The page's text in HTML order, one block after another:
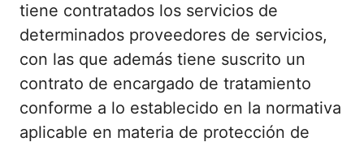
tiene contratados los servicios de
determinados proveedores de servicios,
con las que además tiene suscrito un
contrato de encargado de tratamiento
conforme a lo establecido en la normativa
aplicable en materia de protección de